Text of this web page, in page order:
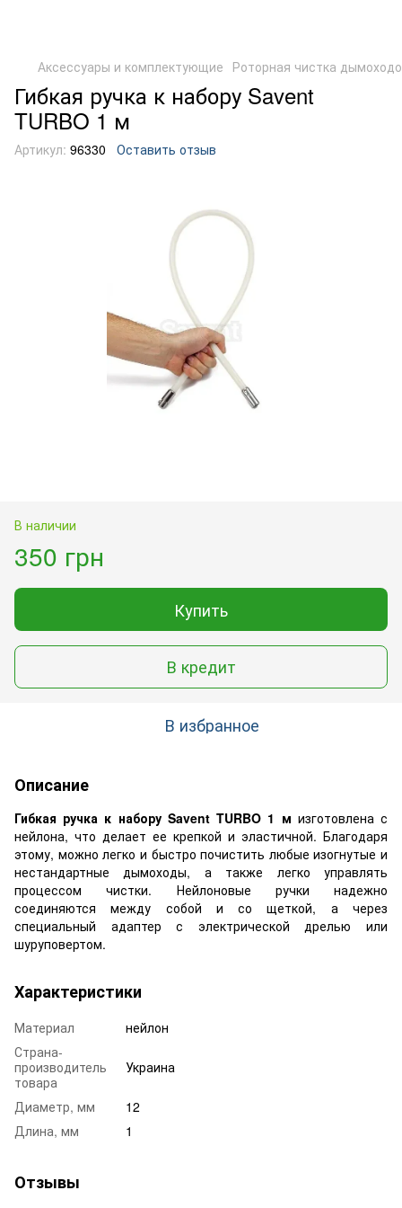
Аксессуары и комплектующие Роторная чистка
Гибкая ручка к набору Savent
TURBO 1 м
Артикул: 96330 Оставить отзыв
В наличии
350 грн
Купить
В кредит
В избранное
Описание
Гибкая ручка к набору Savent TURBO 1 м изготовлена с
нейлона, что делает ее крепкой и эластичной. Благодаря
этому, можно легко и быстро почистить любые изогнутые и
нестандартные дымоходы, а также легко управлять
процессом чистки. Нейлоновые ручки надежно
соединяются между собой и со щеткой, а через
специальный адаптер с электрической дрелью или
шуруповертом.
Характеристики
Материал
нейлон
Страна-
производитель
товара
Украина
Диаметр, мм
12
Длина, мм
1
Отзывы